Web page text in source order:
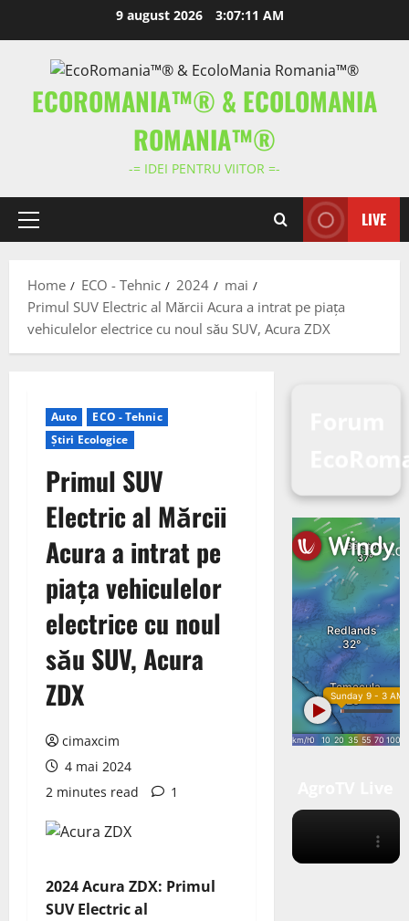
content
9 august 2026 3:07:11 AM
ECOROMANIA™® & ECOLOMANIA
ROMANIA™®
-= IDEI PENTRU VIITOR =-
Primary
LIVE
Home ECO - Tehnic 2024
mai
Primul SUV Electric al Mărcii Acura a intrat pe piața
vehiculelor electrice cu noul său SUV, Acura ZDX
Auto
ECO - Tehnic
Știri Ecologice
Primul SUV
Electric al Mărcii
Acura a intrat pe
piața vehiculelor
electrice cu noul
său SUV, Acura
ZDX
cimaxcim
4 mai 2024
2 minutes read
1
2024 Acura ZDX: Primul
SUV Electric al